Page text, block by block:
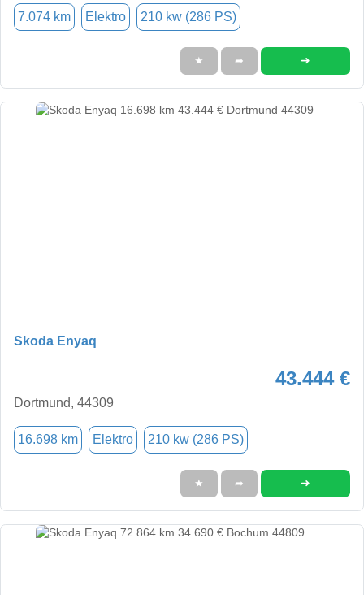
7.074 km Elektro 210 kw (286 PS)
★ ➦ ➜
Skoda Enyaq
43.444 €
Dortmund, 44309
16.698 km Elektro 210 kw (286 PS)
★ ➦ ➜